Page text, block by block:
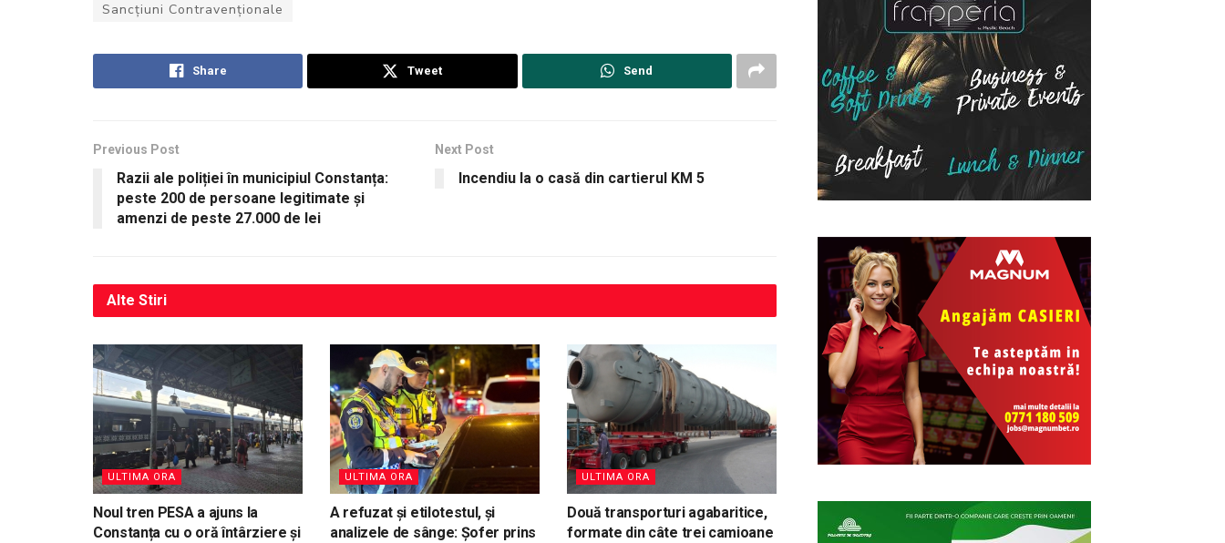
Sancțiuni Contravenționale
Share Tweet Send
Previous Post
Razii ale poliției în municipiul Constanța:
peste 200 de persoane legitimate și
amenzi de peste 27.000 de lei
Next Post
Incendiu la o casă din cartierul KM 5
Alte Stiri
ULTIMA ORA
Noul tren PESA a ajuns la
Constanța cu o oră întârziere și
ULTIMA ORA
A refuzat și etilotestul, și
analizele de sânge: Șofer prins
ULTIMA ORA
Două transporturi agabaritice,
formate din câte trei camioane